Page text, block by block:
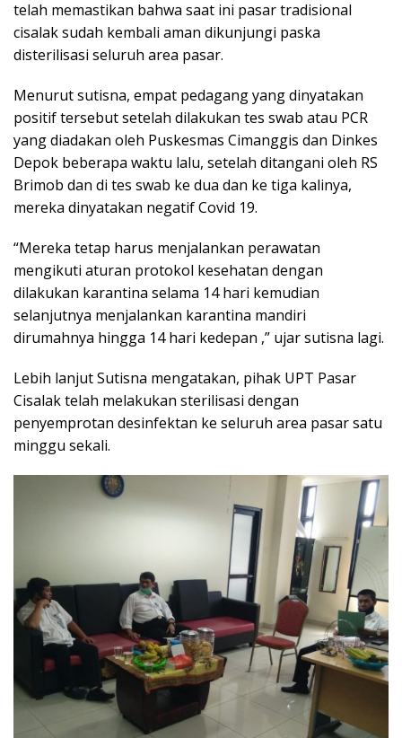
telah memastikan bahwa saat ini pasar tradisional
cisalak sudah kembali aman dikunjungi paska
disterilisasi seluruh area pasar.
Menurut sutisna, empat pedagang yang dinyatakan
positif tersebut setelah dilakukan tes swab atau PCR
yang diadakan oleh Puskesmas Cimanggis dan Dinkes
Depok beberapa waktu lalu, setelah ditangani oleh RS
Brimob dan di tes swab ke dua dan ke tiga kalinya,
mereka dinyatakan negatif Covid 19.
“Mereka tetap harus menjalankan perawatan
mengikuti aturan protokol kesehatan dengan
dilakukan karantina selama 14 hari kemudian
selanjutnya menjalankan karantina mandiri
dirumahnya hingga 14 hari kedepan ,” ujar sutisna lagi.
Lebih lanjut Sutisna mengatakan, pihak UPT Pasar
Cisalak telah melakukan sterilisasi dengan
penyemprotan desinfektan ke seluruh area pasar satu
minggu sekali.